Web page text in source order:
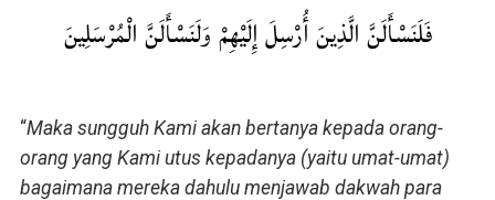
فَلَنَسْأَلَنَّ الَّذِينَ أُرْسِلَ إِلَيْهِمْ وَلَنَسْأَلَنَّ الْمُرْسَلِينَ
“Maka sungguh Kami akan bertanya kepada orang-
orang yang Kami utus kepadanya (yaitu umat-umat)
bagaimana mereka dahulu menjawab dakwah para